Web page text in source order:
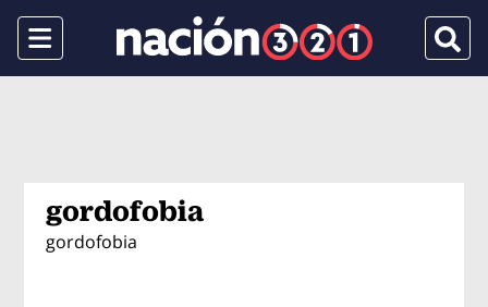
Menu
gordofobia
gordofobia